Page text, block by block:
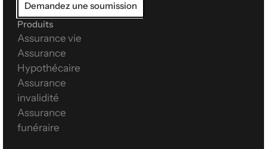
Demandez une soumission
Produits
Assurance vie
Assurance
Hypothécaire
Assurance
invalidité
Assurance
funéraire